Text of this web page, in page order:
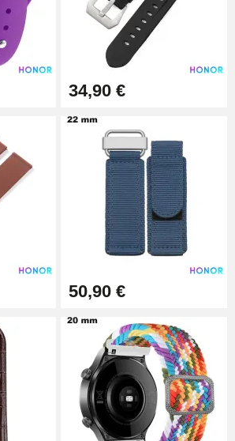
Extracteur de Bracelet de
Montre Facile
34,90 €
50,90 €